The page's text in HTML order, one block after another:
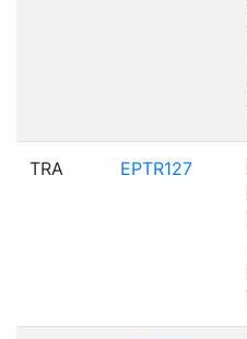
TRA EPTR127